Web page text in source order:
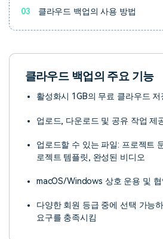
03 클라우드 백업의 사용 방법
클라우드 백업의 주요 기능
활성화시 1GB의 무료 클라우드 저
업로드, 다운로드 및 공유 작업 제
업로드할 수 있는 파일: 프로젝트
로젝트 템플릿, 완성된 비디오
macOS/Windows 상호 운용 및 협
다양한 회원 등급 중에 선택 가능
요구를 충족시킴